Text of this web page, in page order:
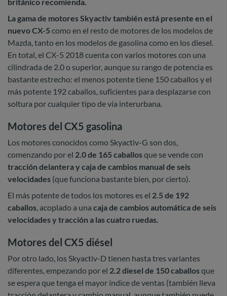
británico recomienda.
La gama de motores Skyactiv también está presente en el
nuevo CX-5como en el resto de motores de los modelos de
Mazda, tanto en los modelos de gasolina como en los diesel.
En total, el CX-5 2018 cuenta con varios motores con una
cilindrada de 2.0 o superior, aunque su rango de potencia es
bastante estrecho: el menos potente tiene 150 caballos y el
más potente 192 caballos, suficientes para desplazarse con
soltura por cualquier tipo de vía interurbana.
Motores del CX5 gasolina
Los motores conocidos como Skyactiv-G son dos,
comenzando por el 2.0 de 165 caballosque se vende con
tracción delantera y caja de cambios manual de seis
velocidades (que funciona bastante bien, por cierto).
El más potente de todos los motores es el 2.5 de 192
caballos, acoplado a una caja de cambios automática de seis
velocidades y tracción a las cuatro ruedas.
Motores del CX5 diésel
Por otro lado, los Skyactiv-D tienen hasta tres variantes
diferentes, empezando por el 2.2 diesel de 150 caballosque
se espera que tenga el mayor índice de ventas (también lleva